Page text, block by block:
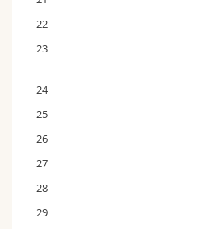
22
23
24
25
26
27
28
29